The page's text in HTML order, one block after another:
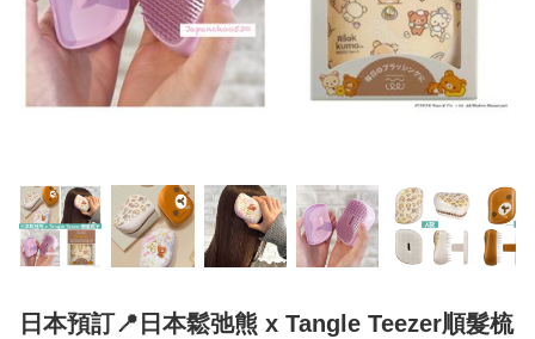
日本預訂📍日本鬆弛熊 x Tangle Teezer順髮梳